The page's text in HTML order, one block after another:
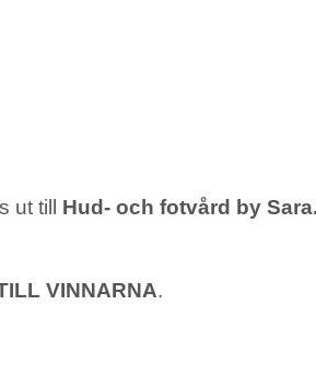
ut till Hud- och fotvård by Sara.
VINNARNA.